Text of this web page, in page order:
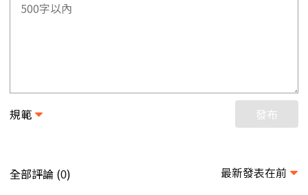
規範 發布
全部評論 (0) 最新發表在前